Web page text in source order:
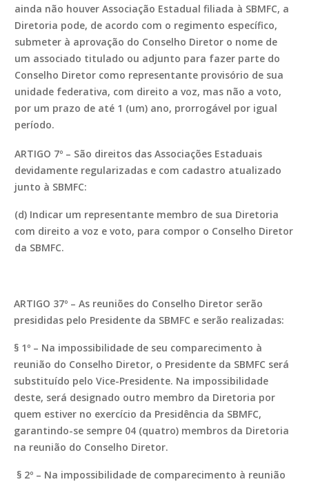
ainda não houver Associação Estadual filiada à SBMFC, a
Diretoria pode, de acordo com o regimento específico,
submeter à aprovação do Conselho Diretor o nome de
um associado titulado ou adjunto para fazer parte do
Conselho Diretor como representante provisório de sua
unidade federativa, com direito a voz, mas não a voto,
por um prazo de até 1 (um) ano, prorrogável por igual
período.
ARTIGO 7º – São direitos das Associações Estaduais
devidamente regularizadas e com cadastro atualizado
junto à SBMFC:
(d) Indicar um representante membro de sua Diretoria
com direito a voz e voto, para compor o Conselho Diretor
da SBMFC.
ARTIGO 37º – As reuniões do Conselho Diretor serão
presididas pelo Presidente da SBMFC e serão realizadas:
§ 1º – Na impossibilidade de seu comparecimento à
reunião do Conselho Diretor, o Presidente da SBMFC será
substituído pelo Vice-Presidente. Na impossibilidade
deste, será designado outro membro da Diretoria por
quem estiver no exercício da Presidência da SBMFC,
garantindo-se sempre 04 (quatro) membros da Diretoria
na reunião do Conselho Diretor.
§ 2º – Na impossibilidade de comparecimento à reunião